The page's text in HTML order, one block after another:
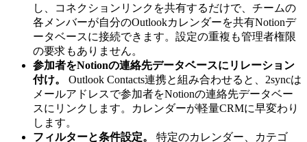
し、コネクションリンクを共有するだけで、チームの
各メンバーが自分のOutlookカレンダーを共有Notionデ
ータベースに接続できます。設定の重複も管理者権限
の要求もありません。
参加者をNotionの連絡先データベースにリレーション
付け。
Outlook Contacts連携と組み合わせると、2syncは
メールアドレスで参加者をNotionの連絡先データベー
スにリンクします。カレンダーが軽量CRMに早変わり
します。
フィルターと条件設定。
特定のカレンダー、カテゴ